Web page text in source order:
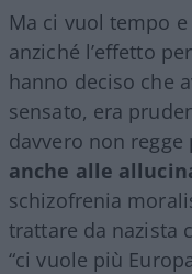
Ma ci vuol tempo
anziché l’effetto
hanno deciso che
sensato, era
davvero non regge
anche alle
schizofrenia
trattare da nazista
“ci vuole più